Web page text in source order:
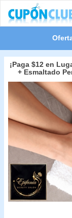
¡Paga $12 en
+ Esmaltado